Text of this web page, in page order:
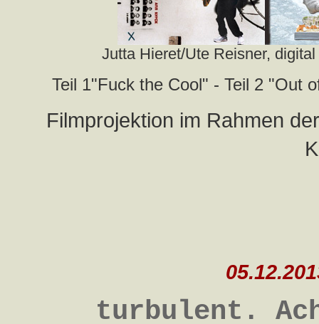
Jutta Hieret/Ute Reisner,
Teil 1"Fuck the Cool" - Teil 2 "Out
Filmprojektion im Rahmen
turbulent.